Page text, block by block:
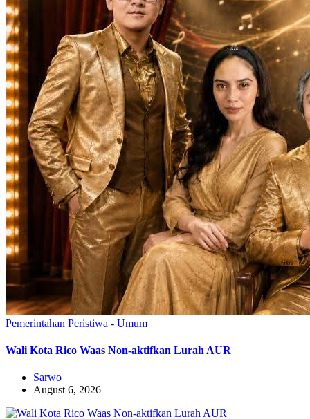
Pemerintahan Peristiwa - Umum
Wali Kota Rico Waas Non-aktifkan Lurah AUR
Sarwo
August 6, 2026